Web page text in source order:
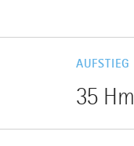
AUFSTIEG
35 Hm